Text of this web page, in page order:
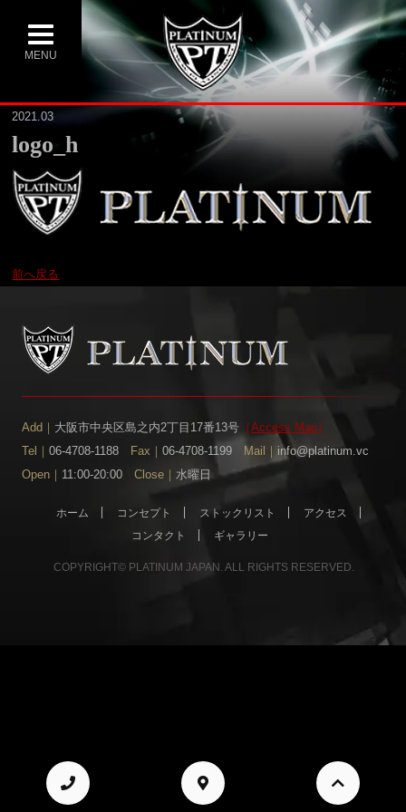
MENU
2021.03
logo_h
前へ戻る
Add｜ 大阪市中央区島之内2丁目17番13号［Access Map］
Tel｜ 06-4708-1188 Fax｜ 06-4708-1199 Mail｜ info@platinum.vc
Open｜ 11:00-20:00 Close｜ 水曜日
ホーム コンセプト ストックリスト
アクセス
コンタクト
ギャラリー
COPYRIGHT© PLATINUM JAPAN. ALL RIGHTS RESERVED.